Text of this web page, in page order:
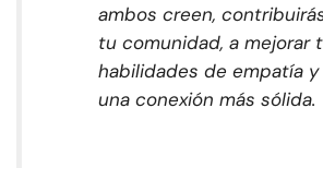
ambos creen,
tu comunidad, a mejorar
habilidades de empatía
una conexión más sólida.